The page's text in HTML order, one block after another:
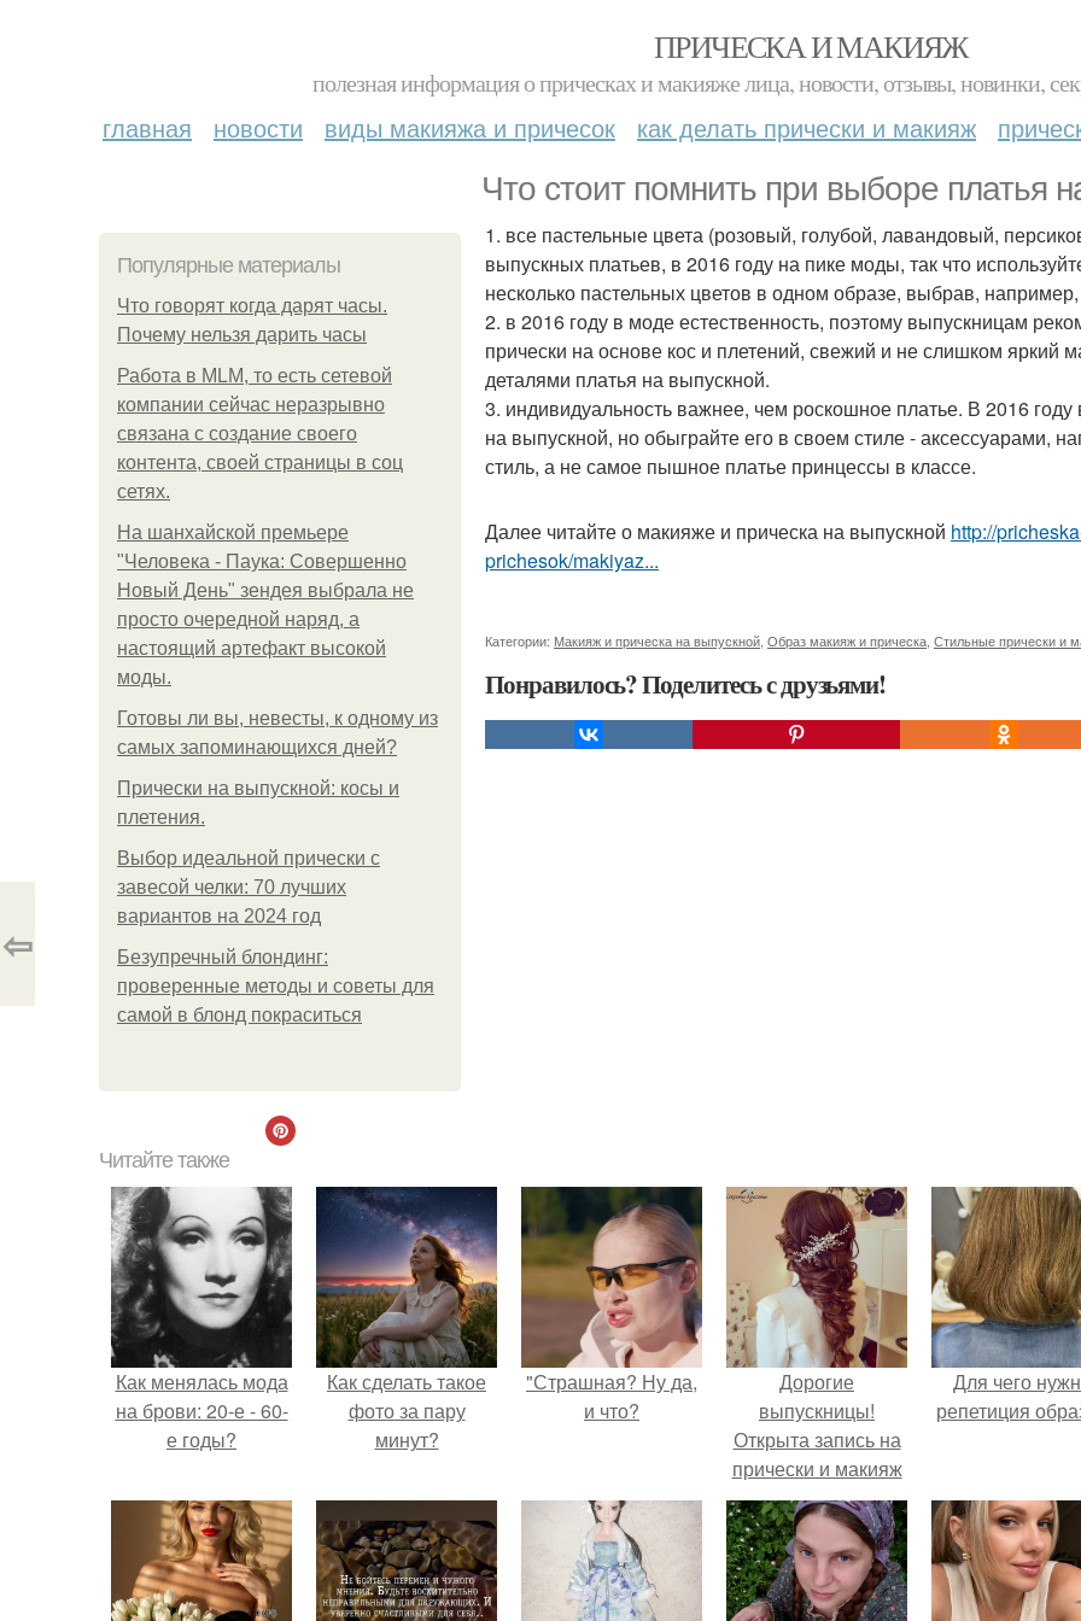
ПРИЧЕСКА И МАКИЯЖ
полезная информация о прическах и макияже лица, новости, отзывы, новинки,
главная новости виды макияжа и причесок как делать прически и макияж
Что стоит помнить при выборе платья
Популярные материалы
Что говорят когда дарят часы.
Почему нельзя дарить часы
Работа в MLM, то есть сетевой
компании сейчас неразрывно
связана с создание своего
контента, своей страницы в соц
сетях.
На шанхайской премьере
"Человека - Паука: Совершенно
Новый День" зендея выбрала не
просто очередной наряд, а
настоящий артефакт высокой
моды.
Готовы ли вы, невесты, к одному из
самых запоминающихся дней?
Прически на выпускной: косы и
плетения.
Выбор идеальной прически с
завесой челки: 70 лучших
вариантов на 2024 год
Безупречный блондинг:
проверенные методы и советы для
самой в блонд покраситься
1. все пастельные цвета (розовый, голубой, лавандовый,
выпускных платьев, в 2016 году на пике моды, так что
несколько пастельных цветов в одном образе, выбрав,
2. в 2016 году в моде естественность, поэтому выпускницам
прически на основе кос и плетений, свежий и не слишком яркий
деталями платья на выпускной.
3. индивидуальность важнее, чем роскошное платье. В 2016
на выпускной, но обыграйте его в своем стиле - аксессуарами,
стиль, а не самое пышное платье принцессы в классе.
Далее читайте о макияже и прическа на выпускной http://
prichesok/makiyaz...
Категории: Макияж и прическа на выпускной Образ макияж и прическа Стильные прически и
Понравилось? Поделитесь с друзьями!
⇦
Читайте также
Как менялась мода
на брови: 20-е - 60-
е годы?
Как сделать такое
фото за пару
минут?
"Страшная? Ну да,
и что?
Дорогие
выпускницы!
Открыта запись на
прически и макияж
к выпускному 2016!
Для чего
репетиция